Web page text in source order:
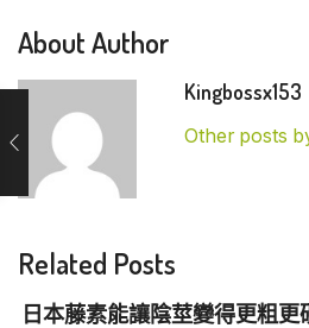
About Author
Kingbossx153
Other posts
Related Posts
日本藤素能讓陰莖變得更粗更